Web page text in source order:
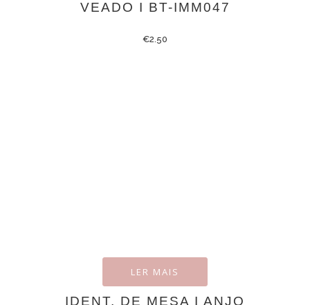
VEADO I BT-IMM047
€2.50
LER MAIS
IDENT. DE MESA I ANJO